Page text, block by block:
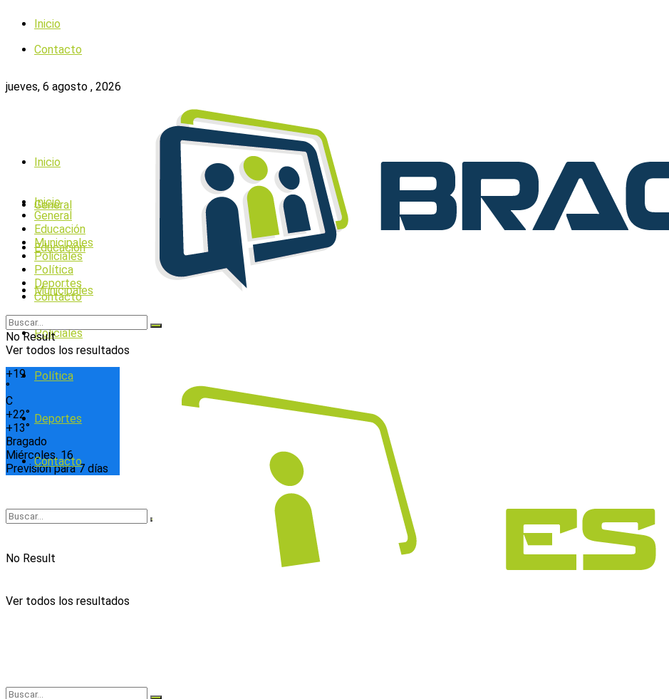
Inicio
Contacto
jueves, 6 agosto , 2026
+19
°
C
+22°
+13°
Bragado
Miércoles, 16
Previsión para 7 días
Inicio
General
Educación
Municipales
Policiales
Política
Deportes
Contacto
No Result
Ver todos los resultados
Inicio
General
Educación
Municipales
Policiales
Política
Deportes
Contacto
No Result
Ver todos los resultados